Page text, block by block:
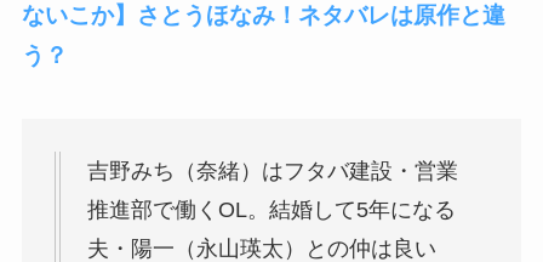
ないこか】さとうほなみ！ネタバレは原作と違
う？
吉野みち（奈緒）はフタバ建設・営業
推進部で働くOL。結婚して5年になる
夫・陽一（永山瑛太）との仲は良い